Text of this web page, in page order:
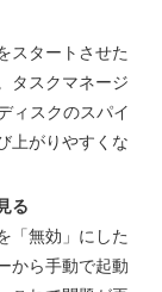
スタートさせた
タスクマネージ
ィスクのスパイ
上がりやすくな
る
「無効」にした
から手動で起動